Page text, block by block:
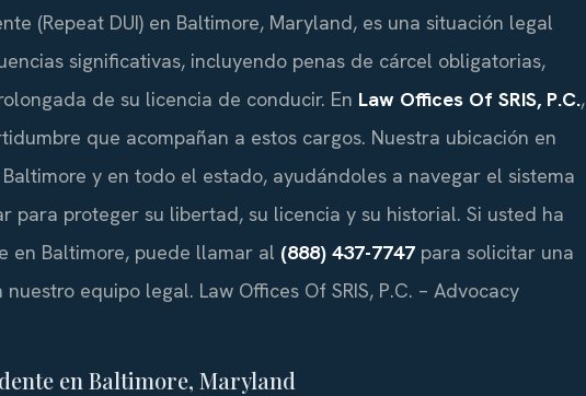
(Repeat DUI) en Baltimore, Maryland, es una situación legal
significativas, incluyendo penas de cárcel obligatorias,
de su licencia de conducir. En Law Offices Of SRIS, P.C.,
que acompañan a estos cargos. Nuestra ubicación en
y en todo el estado, ayudándoles a navegar el sistema
para proteger su libertad, su licencia y su historial. Si usted ha
en Baltimore, puede llamar al (888) 437-7747 para solicitar una
equipo legal. Law Offices Of SRIS, P.C. – Advocacy
en Baltimore, Maryland